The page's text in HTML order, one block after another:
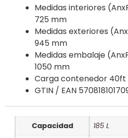
Medidas interiores
725 mm
Medidas exteriores
945 mm
Medidas embalaje
1050 mm
Carga contenedor 40ft
GTIN / EAN
Capacidad
185 L